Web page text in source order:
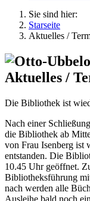
Sie sind hier:
Starseite
Aktuelles /
Aktuelles /
Die Bibliothek ist
Nach einer
die Bibliothek ab
von Frau Isenberg ist
entstanden. Die
10.45 Uhr geöffnet.
Bibliotheksführung
nach werden alle
Ausleihe bald noch